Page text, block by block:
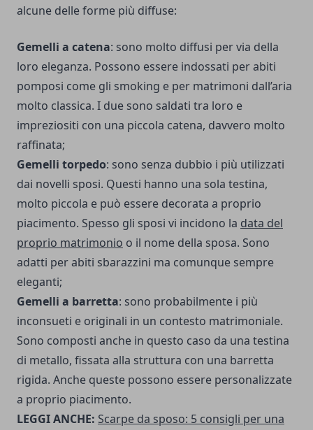
alcune delle forme più diffuse:
Gemelli a catena: sono molto diffusi per via della
loro eleganza. Possono essere indossati per abiti
pomposi come gli smoking e per matrimoni dall’aria
molto classica. I due sono saldati tra loro e
impreziositi con una piccola catena, davvero molto
raffinata;
Gemelli torpedo: sono senza dubbio i più utilizzati
dai novelli sposi. Questi hanno una sola testina,
molto piccola e può essere decorata a proprio
piacimento. Spesso gli sposi vi incidono la data del
proprio matrimonio o il nome della sposa. Sono
adatti per abiti sbarazzini ma comunque sempre
eleganti;
Gemelli a barretta: sono probabilmente i più
inconsueti e originali in un contesto matrimoniale.
Sono composti anche in questo caso da una testina
di metallo, fissata alla struttura con una barretta
rigida. Anche queste possono essere personalizzate
a proprio piacimento.
LEGGI ANCHE: Scarpe da sposo: 5 consigli per una